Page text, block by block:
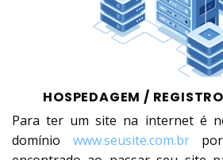
HOSPEDAGEM /
Para ter um site na internet é
domínio www.seusite.com.brpor